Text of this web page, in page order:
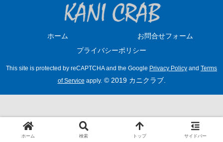
ホーム
お問合せフォーム
プライバシーポリシー
This site is protected by reCAPTCHA and the Google Privacy Policy and Terms
of Service apply. © 2019 カニクラブ.
ホーム 検索 トップ サイドバー